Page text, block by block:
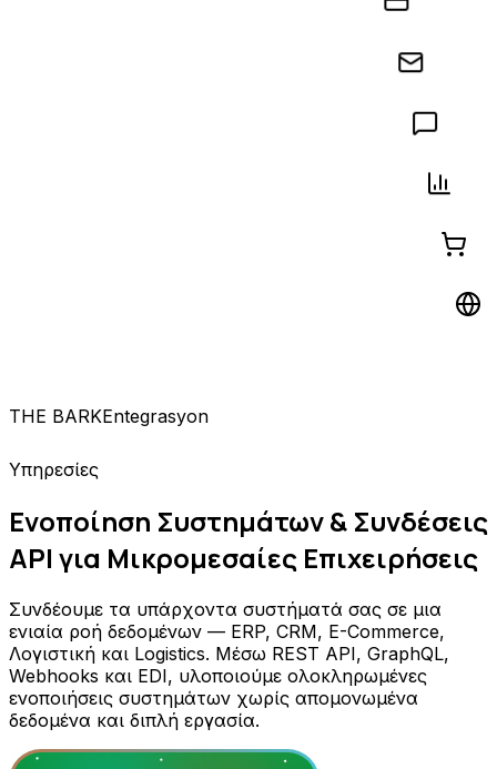
THE BARKEntegrasyon
Υπηρεσίες
Ενοποίηση Συστημάτων & Συνδέσεις
API για Μικρομεσαίες Επιχειρήσεις
Συνδέουμε τα υπάρχοντα συστήματά σας σε μια
ενιαία ροή δεδομένων — ERP, CRM, E-Commerce,
Λογιστική και Logistics. Μέσω REST API, GraphQL,
Webhooks και EDI, υλοποιούμε ολοκληρωμένες
ενοποιήσεις συστημάτων χωρίς απομονωμένα
δεδομένα και διπλή εργασία.